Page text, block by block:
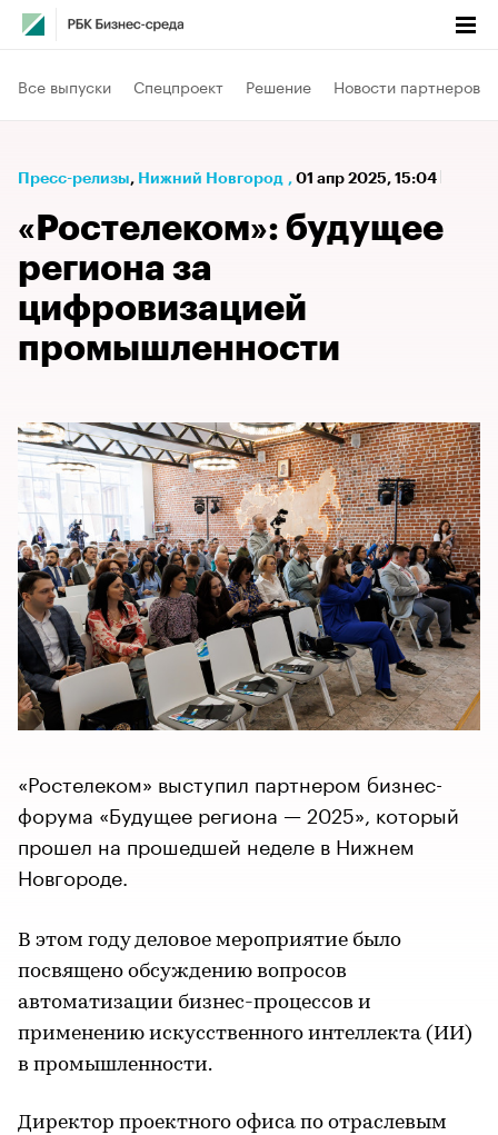
Все выпуски Спецпроект Решение Новости партнеров
Пресс-релизы⁠, Нижний Новгород , 01 апр 2025, 15:04
«Ростелеком»: будущее
региона за
цифровизацией
промышленности
«Ростелеком» выступил партнером бизнес-
форума «Будущее региона — 2025», который
прошел на прошедшей неделе в Нижнем
Новгороде.
В этом году деловое мероприятие было
посвящено обсуждению вопросов
автоматизации бизнес-процессов и
применению искусственного интеллекта (ИИ)
в промышленности.
Директор проектного офиса по отраслевым